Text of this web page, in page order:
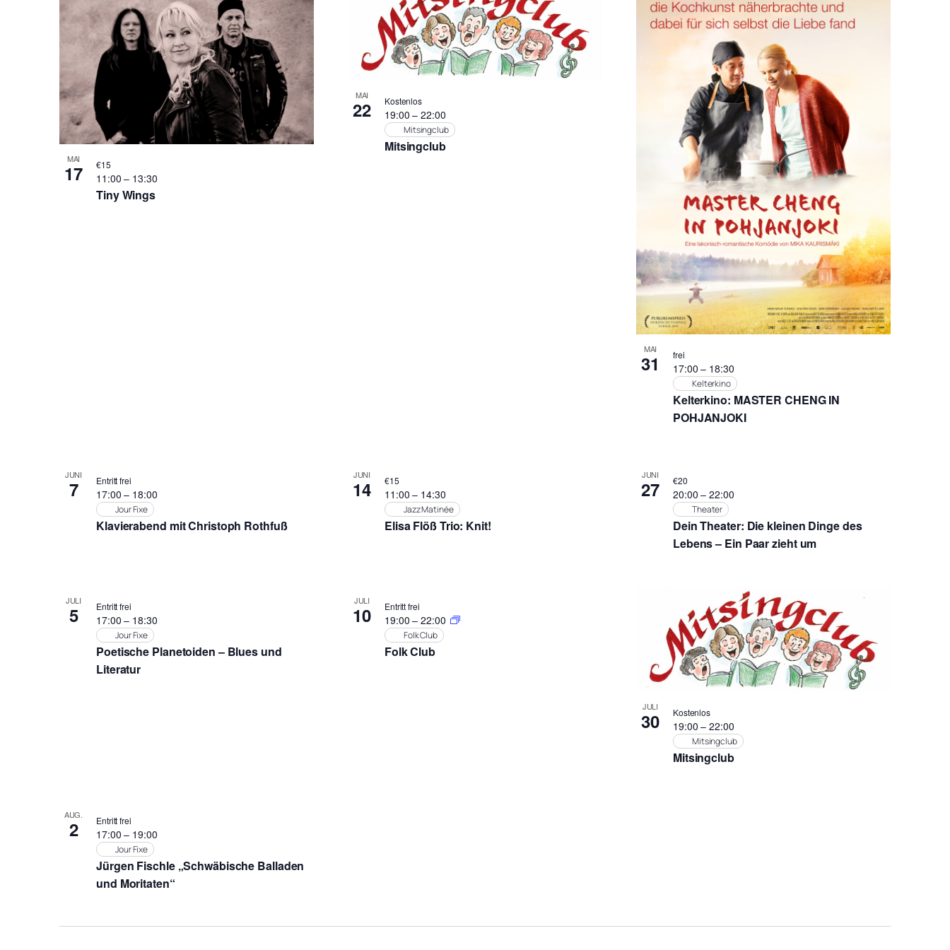
of
Veranstaltungen
in
Photo
View
MAI
17
Tiny Wings
11:00– 13:30
€15
MAI
22
Mitsingclub
19:00–22:00
Mitsingclub
Kostenlos
MAI
31
Kelterkino: MASTER CHENG IN
POHJANJOKI
17:00– 18:30
Kelterkino
frei
JUNI
7
Klavierabend mit Christoph Rothfuß
17:00– 18:00
Jour Fixe
Entritt frei JUNI
14
Elisa Flöß Trio: Knit!
11:00– 14:30
Jazz Matinée
€15 JUNI
27
Dein Theater: Die kleinen Dinge des
Lebens – Ein Paar zieht um
20:00–22:00
Theater
€20
JULI
5
Poetische Planetoiden – Blues und
Literatur
17:00– 18:30
Jour Fixe
Entritt frei JULI
10
Folk Club
19:00–22:00
Folk Club
Entritt frei
JULI
30
Mitsingclub
19:00–22:00
Mitsingclub
Kostenlos
AUG.
2
Jürgen Fischle „Schwäbische Balladen
und Moritaten“
17:00– 19:00
Jour Fixe
Entritt frei